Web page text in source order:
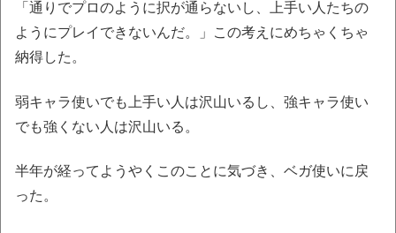
「通りでプロのように択が通らないし、上手い人たちの
ようにプレイできないんだ。」この考えにめちゃくちゃ
納得した。
弱キャラ使いでも上手い人は沢山いるし、強キャラ使い
でも強くない人は沢山いる。
半年が経ってようやくこのことに気づき、ベガ使いに戻
った。